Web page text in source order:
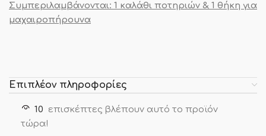
Συμπεριλαμβάνονται: 1 καλάθι ποτηριών & 1 θήκη για
μαχαιροπήρουνα
Επιπλέον πληροφορίες
10 επισκέπτες βλέπουν αυτό το προϊόν
τώρα!